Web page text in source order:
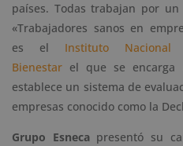
países. Todas trabajan por
«Trabajadores sanos en
es el Instituto
Bienestar el que se encarga
establece un sistema de
empresas conocido como la
Grupo Esnecapresentó su